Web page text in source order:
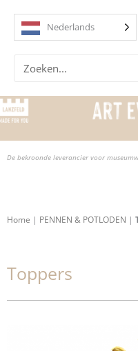
inhoud
Nederlands
Zoek
De bekroonde leverancier voor
Home | PENNEN & POTLODEN |
Toppers